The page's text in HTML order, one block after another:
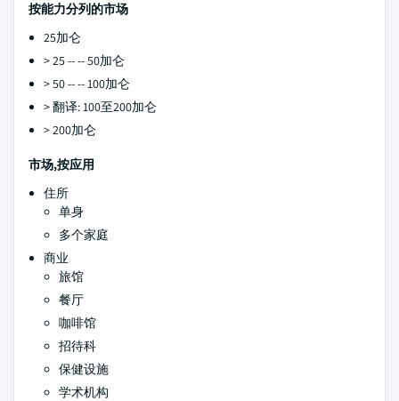
按能力分列的市场
25加仑
> 25 -- -- 50加仑
> 50 -- -- 100加仑
> 翻译: 100至200加仑
> 200加仑
市场,按应用
住所
单身
多个家庭
商业
旅馆
餐厅
咖啡馆
招待科
保健设施
学术机构